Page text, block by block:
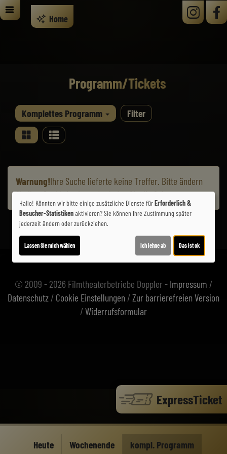
Heute Wochenende kompl. Programm
ExpressTicket
Home
Programm/Tickets
Komplettes Programm Filter
Warnung!Ihre Suche lieferte keine Treffer. Bitte ändern
Sie ihre Suchkriterien, oder laden Sie die Seite neu.
Alle Angaben ohne Gewähr. Irrtümer und Änderungen vorbehalten.
© 2009 - 2026 Filmtheaterbetriebe Doppler - Impressum /
Datenschutz / Cookie Einstellungen /Zur barrierefreien Version
/ Widerrufsformular
Hallo! Könnten wir bitte einige zusätzliche Dienste fürErforderlich &
Besucher-Statistikenaktivieren? Sie können Ihre Zustimmung später
jederzeit ändern oder zurückziehen.
Lassen Sie mich wählen Ich lehne ab Das ist ok